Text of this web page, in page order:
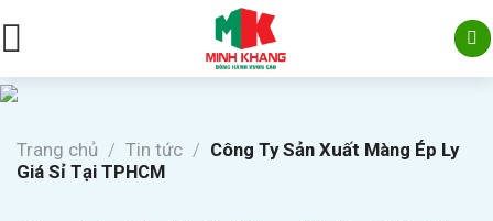
Trang chủ / Tin tức / Công Ty Sản Xuất Màng Ép Ly
Giá Sỉ Tại TPHCM